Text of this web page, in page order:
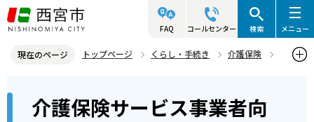
こ
の
ジ
FAQ コールセンター 検索 メニュー
現在のページ トップページ くらし・手続き
介護保険
介護保険サービス事業者向